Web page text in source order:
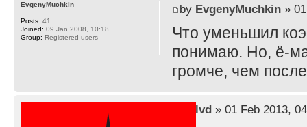
by EvgenyMuchkin» 01
Что уменьшил
понимаю. Но, ё-
громче, чем
EvgenyMuchkin
Posts: 41
Joined: 09 Jan 2008, 10:18
Group: Registered users
lvd» 01 Feb 2013,